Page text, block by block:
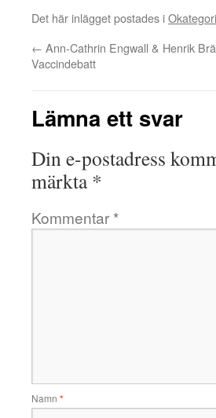
Det här inlägget postades i
← Ann-Cathrin Engwall & Henrik
Vaccindebatt
Lämna ett svar
Din e-postadress
märkta *
Kommentar *
Namn *